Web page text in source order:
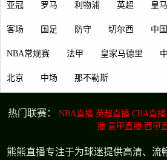
亚冠 罗马 利物浦 英超 皇马
客场 国足 防守 切尔西 中
NBA常规赛 法甲 皇家马德里
北京 中场 那不勒斯
热门联赛： NBA直播 英超直播 CBA直播
播 意甲直播 西甲
熊熊直播专注于为球迷提供高清、流